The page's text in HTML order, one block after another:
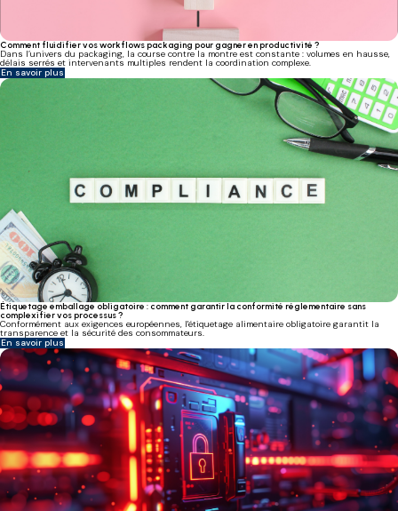
Comment fluidifier vos workflows packaging pour gagner en productivité ?
Dans l’univers du packaging, la course contre la montre est constante : volumes en hausse,
délais serrés et intervenants multiples rendent la coordination complexe.
En savoir plus
Étiquetage emballage obligatoire : comment garantir la conformité réglementaire sans
complexifier vos processus ?
Conformément aux exigences européennes, l'étiquetage alimentaire obligatoire garantit la
transparence et la sécurité des consommateurs.
En savoir plus